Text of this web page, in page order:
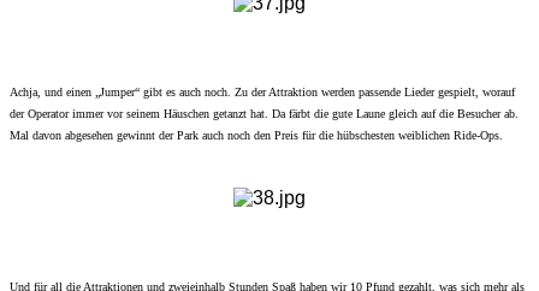
Achja, und einen „Jumper“ gibt es auch noch. Zu der Attraktion werden passende Lieder gespielt, worauf
der Operator immer vor seinem Häuschen getanzt hat. Da färbt die gute Laune gleich auf die Besucher ab.
Mal davon abgesehen gewinnt der Park auch noch den Preis für die hübschesten weiblichen Ride-Ops.
Und für all die Attraktionen und zweieinhalb Stunden Spaß haben wir 10 Pfund gezahlt, was sich mehr als